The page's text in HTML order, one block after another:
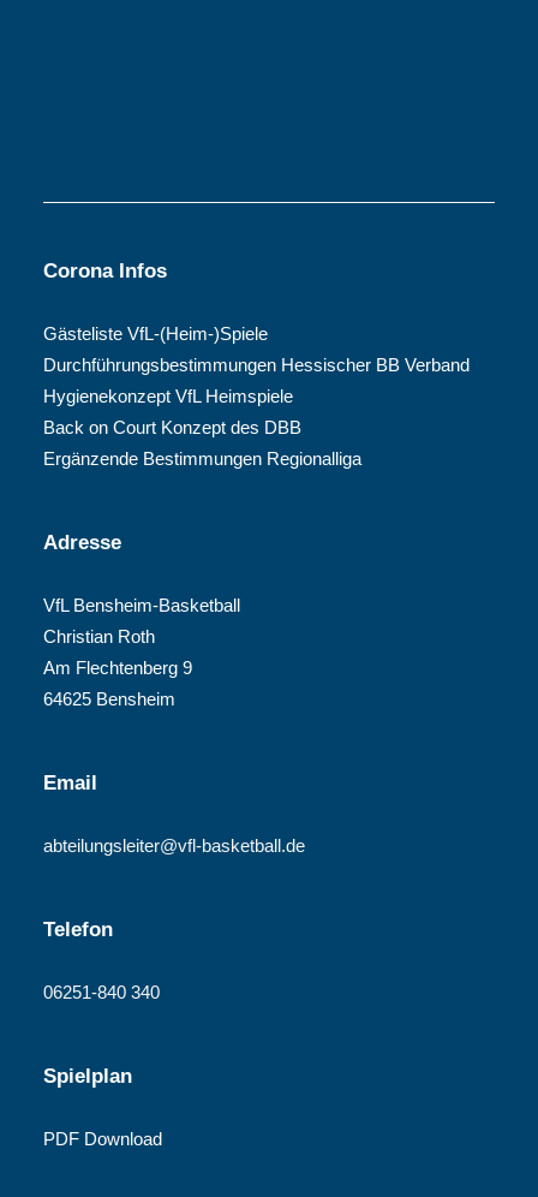
Corona Infos
Gästeliste VfL-(Heim-)Spiele
Durchführungsbestimmungen Hessischer BB Verband
Hygienekonzept VfL Heimspiele
Back on Court Konzept des DBB
Ergänzende Bestimmungen Regionalliga
Adresse
VfL Bensheim-Basketball
Christian Roth
Am Flechtenberg 9
64625 Bensheim
Email
abteilungsleiter@vfl-basketball.de
Telefon
06251-840 340
Spielplan
PDF Download